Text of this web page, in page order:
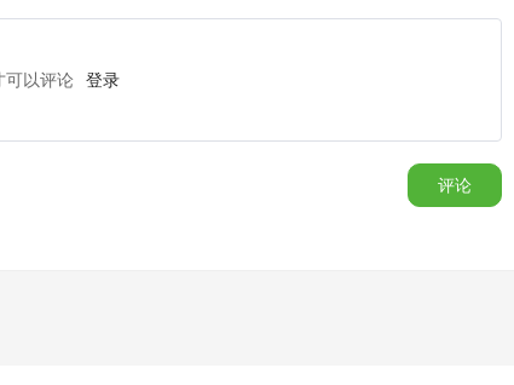
》： 该标准规定了电动汽车BMS的性能、可靠性、安
这一标准规定了锂离子电池的安全性要求，
：
可以评论 登录
评论